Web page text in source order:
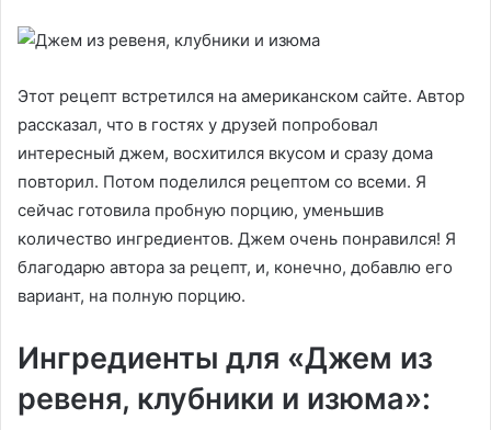
Этот рецепт встретился на американском сайте. Автор
рассказал, что в гостях у друзей попробовал
интересный джем, восхитился вкусом и сразу дома
повторил. Потом поделился рецептом со всеми. Я
сейчас готовила пробную порцию, уменьшив
количество ингредиентов. Джем очень понравился! Я
благодарю автора за рецепт, и, конечно, добавлю его
вариант, на полную порцию.
Ингредиенты для «Джем из
ревеня, клубники и изюма»: